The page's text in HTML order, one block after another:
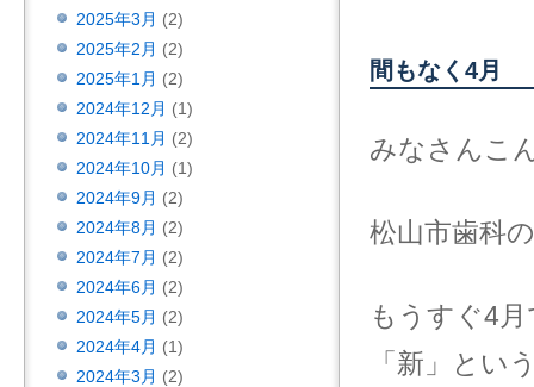
間もなく4月
みなさんこ
松山市歯科
もうすぐ4
「新」とい
2025年3月 (2)
2025年2月 (2)
2025年1月 (2)
2024年12月 (1)
2024年11月 (2)
2024年10月 (1)
2024年9月 (2)
2024年8月 (2)
2024年7月 (2)
2024年6月 (2)
2024年5月 (2)
2024年4月 (1)
2024年3月 (2)